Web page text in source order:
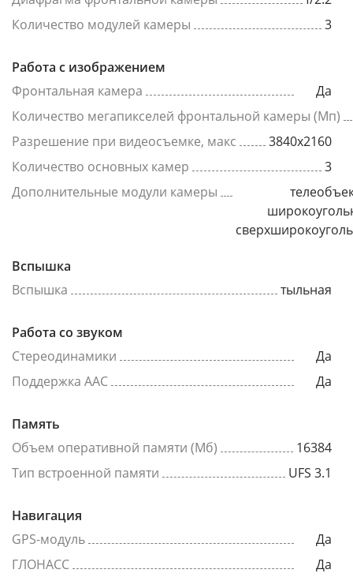
Количество модулей камеры
3
Работа с изображением
Фронтальная камера
Да
Количество мегапикселей фронтальной камеры (Мп)
Разрешение при видеосъемке, макс
3840x2160
Количество основных камер
3
Дополнительные модули камеры
Вспышка
Вспышка
тыльная
Работа со звуком
Стереодинамики
Да
Поддержка AAC
Да
Память
Объем оперативной памяти (Мб)
16384
Тип встроенной памяти
UFS 3.1
Навигация
GPS-модуль
Да
ГЛОНАСС
Да